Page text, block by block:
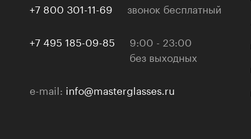
+7 800 301-11-69 звонок бесплатный
+7 495 185-09-85
9:00 - 23:00
без выходных
e-mail: info@masterglasses.ru